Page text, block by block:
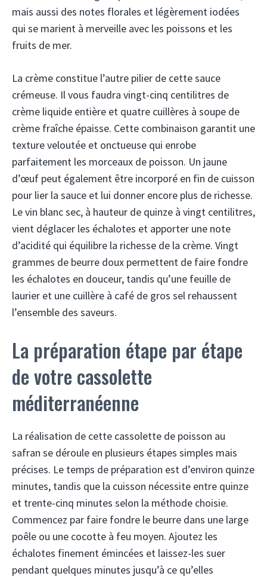
mais aussi des notes florales et légèrement iodées
qui se marient à merveille avec les poissons et les
fruits de mer.
La crème constitue l’autre pilier de cette sauce
crémeuse. Il vous faudra vingt-cinq centilitres de
crème liquide entière et quatre cuillères à soupe de
crème fraîche épaisse. Cette combinaison garantit une
texture veloutée et onctueuse qui enrobe
parfaitement les morceaux de poisson. Un jaune
d’œuf peut également être incorporé en fin de cuisson
pour lier la sauce et lui donner encore plus de richesse.
Le vin blanc sec, à hauteur de quinze à vingt centilitres,
vient déglacer les échalotes et apporter une note
d’acidité qui équilibre la richesse de la crème. Vingt
grammes de beurre doux permettent de faire fondre
les échalotes en douceur, tandis qu’une feuille de
laurier et une cuillère à café de gros sel rehaussent
l’ensemble des saveurs.
La préparation étape par étape
de votre cassolette
méditerranéenne
La réalisation de cette cassolette de poisson au
safran se déroule en plusieurs étapes simples mais
précises. Le temps de préparation est d’environ quinze
minutes, tandis que la cuisson nécessite entre quinze
et trente-cinq minutes selon la méthode choisie.
Commencez par faire fondre le beurre dans une large
poêle ou une cocotte à feu moyen. Ajoutez les
échalotes finement émincées et laissez-les suer
pendant quelques minutes jusqu’à ce qu’elles